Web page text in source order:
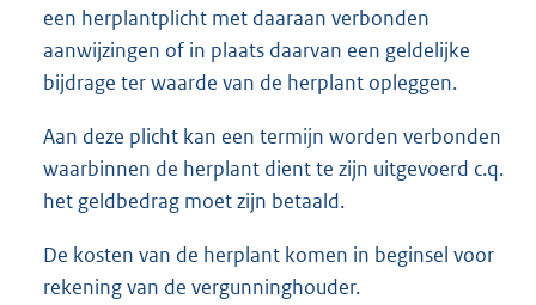
een herplantplicht met daaraan verbonden
aanwijzingen of in plaats daarvan een geldelijke
bijdrage ter waarde van de herplant opleggen.
Aan deze plicht kan een termijn worden verbonden
waarbinnen de herplant dient te zijn uitgevoerd c.q.
het geldbedrag moet zijn betaald.
De kosten van de herplant komen in beginsel voor
rekening van de vergunninghouder.